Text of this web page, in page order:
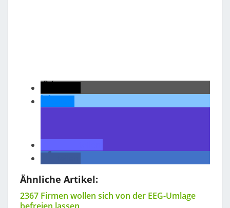
Ähnliche Artikel:
2367 Firmen wollen sich von der EEG-Umlage